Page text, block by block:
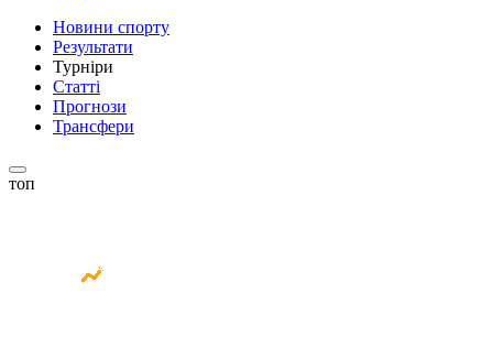
Новини спорту
Результати
Турніри
Статті
Прогнози
Трансфери
топ